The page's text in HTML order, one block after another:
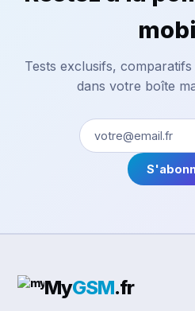
Tests exclusifs,
dans votre boîte
MyGSM.fr